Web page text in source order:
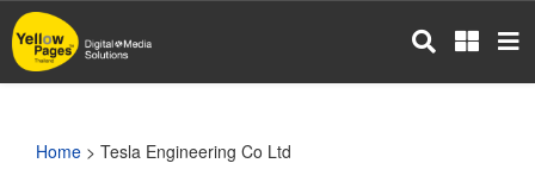
Skip
to
main
Home > Tesla Engineering Co Ltd